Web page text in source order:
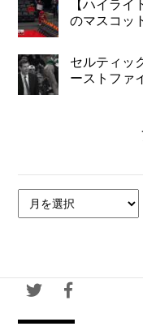
【ハイラ
のマスコッ
セルティッ
ーストファ
ー
ブ